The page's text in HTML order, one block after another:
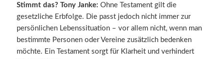
Stimmt das? Tony Janke:Ohne Testament gilt die
gesetzliche Erbfolge. Die passt jedoch nicht immer zur
persönlichen Lebenssituation – vor allem nicht, wenn man
bestimmte Personen oder Vereine zusätzlich bedenken
möchte. Ein Testament sorgt für Klarheit und verhindert